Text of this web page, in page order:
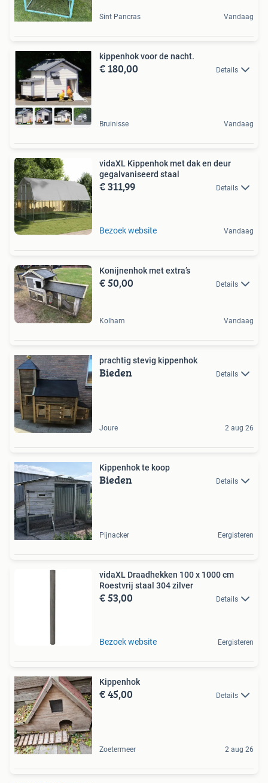
Sint Pancras Vandaag
kippenhok voor de nacht.
€ 180,00 Details
Bruinisse Vandaag
vidaXL Kippenhok met dak en deur
gegalvaniseerd staal
€ 311,99 Details
Bezoek website Vandaag
Konijnenhok met extra’s
€ 50,00 Details
Kolham Vandaag
prachtig stevig kippenhok
Bieden Details
Joure 2 aug 26
Kippenhok te koop
Bieden Details
Pijnacker Eergisteren
vidaXL Draadhekken 100 x 1000 cm
Roestvrij staal 304 zilver
€ 53,00 Details
Bezoek website Eergisteren
Kippenhok
€ 45,00 Details
Zoetermeer 2 aug 26